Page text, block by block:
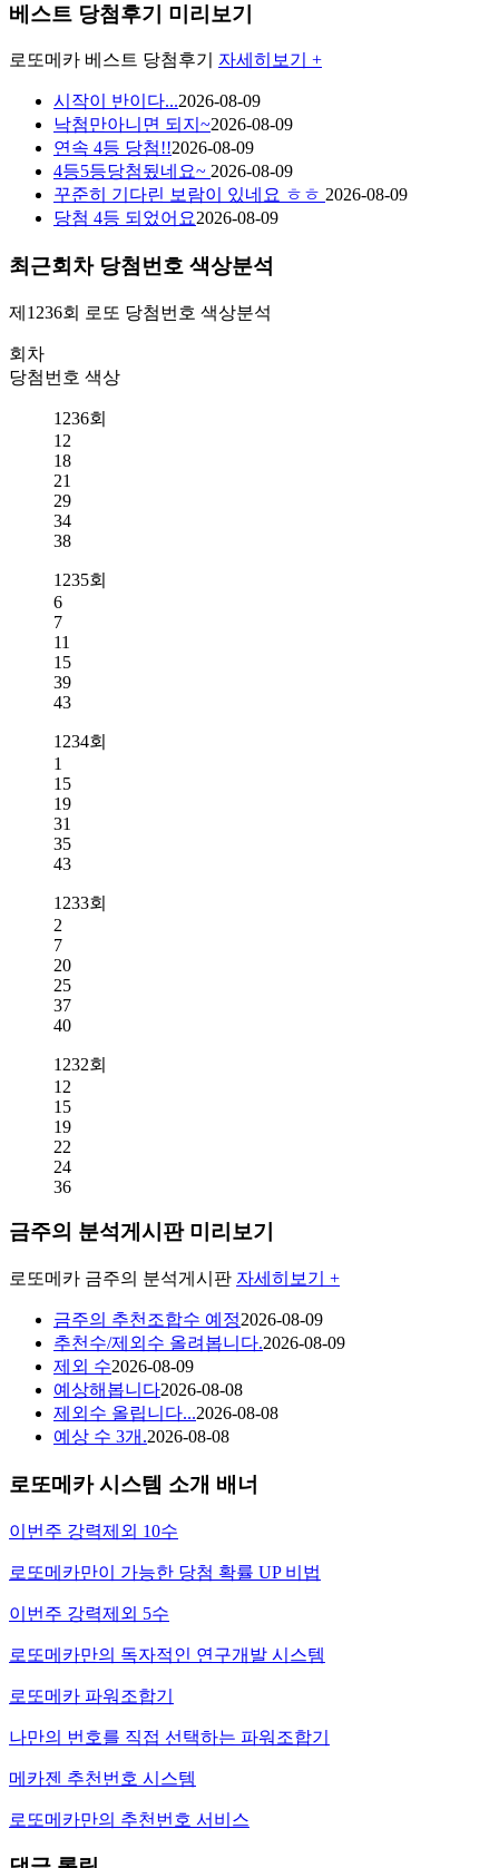
베스트 당첨후기 미리보기
로또메카 베스트 당첨후기 자세히보기 +
시작이 반이다...2026-08-09
낙첨만아니면 되지~2026-08-09
연속 4등 당첨!!2026-08-09
4등5등당첨됬네요~ 2026-08-09
꾸준히 기다린 보람이 있네요 ㅎㅎ 2026-08-09
당첨 4등 되었어요2026-08-09
최근회차 당첨번호 색상분석
제1236회 로또 당첨번호 색상분석
회차
당첨번호 색상
1236회
12
18
21
29
34
38
1235회
6
7
11
15
39
43
1234회
1
15
19
31
35
43
1233회
2
7
20
25
37
40
1232회
12
15
19
22
24
36
금주의 분석게시판 미리보기
로또메카 금주의 분석게시판 자세히보기 +
금주의 추천조합수 예정2026-08-09
추천수/제외수 올려봅니다.2026-08-09
제외 수2026-08-09
예상해봅니다2026-08-08
제외수 올립니다...2026-08-08
예상 수 3개.2026-08-08
로또메카 시스템 소개 배너
이번주 강력제외 10수
로또메카만이 가능한 당첨 확률 UP 비법
이번주 강력제외 5수
로또메카만의 독자적인 연구개발 시스템
로또메카 파워조합기
나만의 번호를 직접 선택하는 파워조합기
메카젠 추천번호 시스템
로또메카만의 추천번호 서비스